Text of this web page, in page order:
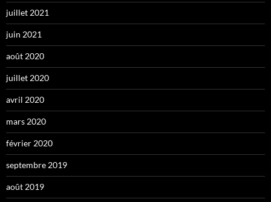
juillet 2021
juin 2021
août 2020
juillet 2020
avril 2020
mars 2020
février 2020
septembre 2019
août 2019